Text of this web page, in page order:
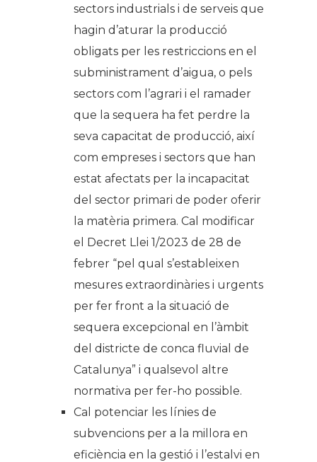
sectors industrials i de serveis que
hagin d’aturar la producció
obligats per les restriccions en el
subministrament d’aigua, o pels
sectors com l’agrari i el ramader
que la sequera ha fet perdre la
seva capacitat de producció, així
com empreses i sectors que han
estat afectats per la incapacitat
del sector primari de poder oferir
la matèria primera. Cal modificar
el Decret Llei 1/2023 de 28 de
febrer “pel qual s’estableixen
mesures extraordinàries i urgents
per fer front a la situació de
sequera excepcional en l’àmbit
del districte de conca fluvial de
Catalunya” i qualsevol altre
normativa per fer-ho possible.
Cal potenciar les línies de
subvencions per a la millora en
eficiència en la gestió i l’estalvi en